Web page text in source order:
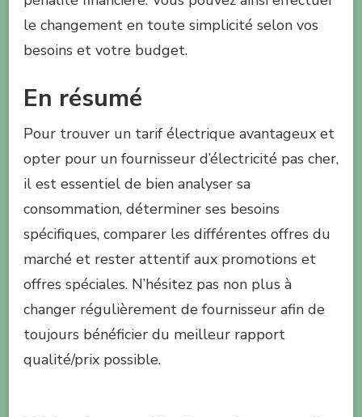
le changement en toute simplicité selon vos
besoins et votre budget.
En résumé
Pour trouver un tarif électrique avantageux et
opter pour un fournisseur d’électricité pas cher,
il est essentiel de bien analyser sa
consommation, déterminer ses besoins
spécifiques, comparer les différentes offres du
marché et rester attentif aux promotions et
offres spéciales. N’hésitez pas non plus à
changer régulièrement de fournisseur afin de
toujours bénéficier du meilleur rapport
qualité/prix possible.